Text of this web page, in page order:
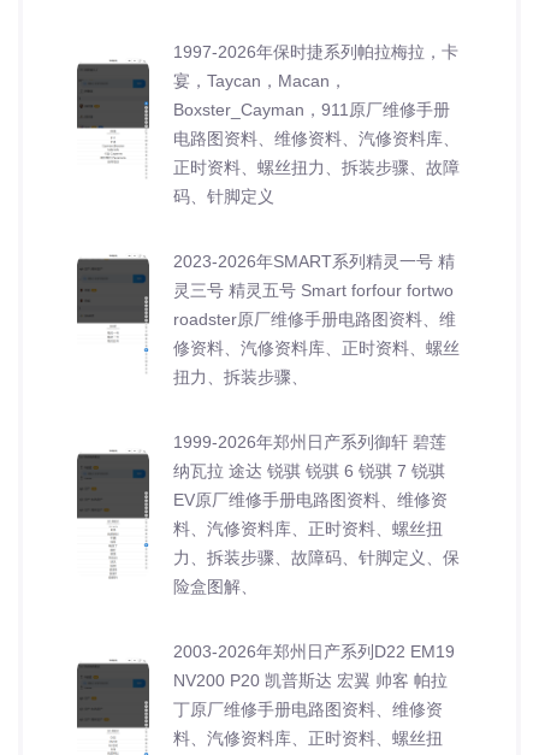
1997-2026年保时捷系列帕拉梅拉，卡
宴，Taycan，Macan，
Boxster_Cayman，911原厂维修手册
电路图资料、维修资料、汽修资料库、
正时资料、螺丝扭力、拆装步骤、故障
码、针脚定义
2023-2026年SMART系列精灵一号 精
灵三号 精灵五号 Smart forfour fortwo
roadster原厂维修手册电路图资料、维
修资料、汽修资料库、正时资料、螺丝
扭力、拆装步骤、
1999-2026年郑州日产系列御轩 碧莲
纳瓦拉 途达 锐骐 锐骐 6 锐骐 7 锐骐
EV原厂维修手册电路图资料、维修资
料、汽修资料库、正时资料、螺丝扭
力、拆装步骤、故障码、针脚定义、保
险盒图解、
2003-2026年郑州日产系列D22 EM19
NV200 P20 凯普斯达 宏翼 帅客 帕拉
丁原厂维修手册电路图资料、维修资
料、汽修资料库、正时资料、螺丝扭